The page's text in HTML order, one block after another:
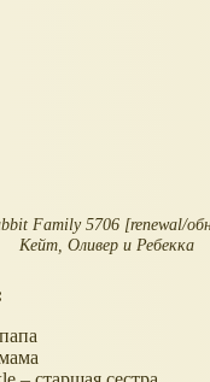
Family 5706 [renewal/
Кейт, Оливер и Ребекка